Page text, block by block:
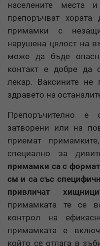
населените места и
препоръчват
примамки с
нарушена цялост на
може да бъде
контакт е добре да
лекар. Ваксините не
здравето на
Препоръчително
затворени или на
приемат
специално за
примамки са с
см и са със
привличат
примамката те се
контрол на
примамката е
който се отлага в